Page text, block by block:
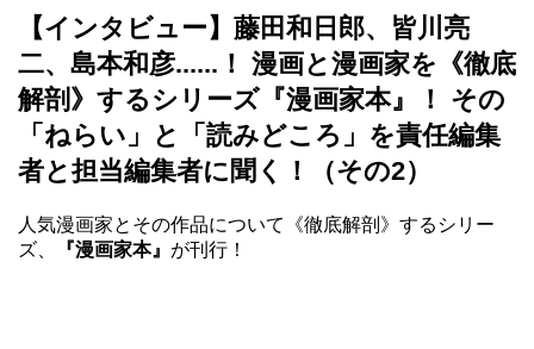
【インタビュー】藤田和日郎、皆川亮
二、島本和彦......！ 漫画と漫画家を《徹底
解剖》するシリーズ『漫画家本』！ その
「ねらい」と「読みどころ」を責任編集
者と担当編集者に聞く！（その2）
人気漫画家とその作品について《徹底解剖》するシリー
ズ、
『漫画家本』 が刊行！